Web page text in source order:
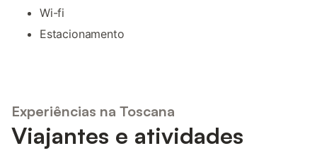
Wi-fi
Estacionamento
Experiências na Toscana
Viajantes e atividades